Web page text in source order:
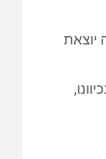
יוצאת